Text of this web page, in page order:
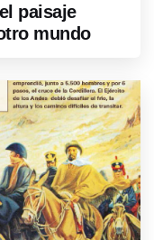
paisaje
mundo